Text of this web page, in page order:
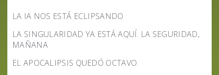
LA IA NOS ESTÁ ECLIPSANDO
LA SINGULARIDAD YA ESTÁ AQUÍ. LA SEGURIDAD,
MAÑANA
EL APOCALIPSIS QUEDÓ OCTAVO